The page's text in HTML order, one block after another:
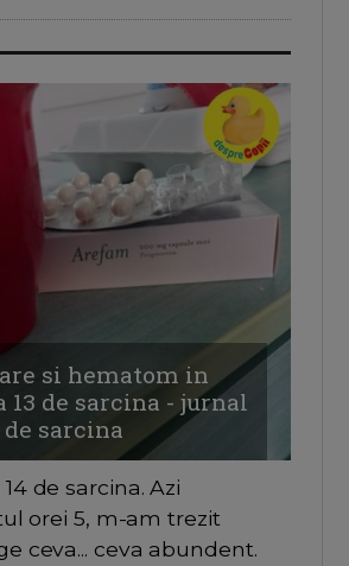
si hematom in
13 de sarcina - jurnal
de sarcina
de sarcina. Azi
orei 5, m-am trezit
ceva... ceva abundent.